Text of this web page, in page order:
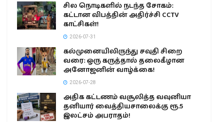
சில நொடிகளில் நடந்த சோகம்:
கட்டான விபத்தின் அதிர்ச்சி CCTV
காட்சிகள்!
2026-07-31
கல்முனையிலிருந்து சவுதி சிறை
வரை: ஒரு கருத்தால் தலைகீழான
அனோஜனின் வாழ்க்கை!
2026-07-28
அதிக கட்டணம் வசூலித்த வவுனியா
தனியார் வைத்தியசாலைக்கு ரூ.5
இலட்சம் அபராதம்!